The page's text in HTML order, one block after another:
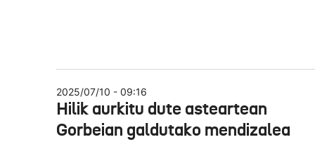
2025/07/10 - 09:16
Hilik aurkitu dute asteartean
Gorbeian galdutako mendizalea